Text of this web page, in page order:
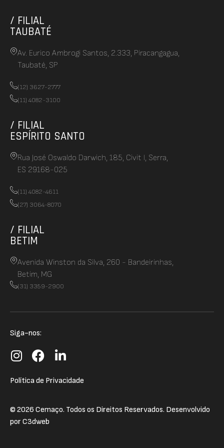
/ FILIAL
TAUBATÉ
Av. Eurico Ambrogi Santos, 2.333, Piracangagua,
Taubaté, SP
(12) 3627-2777
(11) 4082-3100
/ FILIAL
ESPÍRITO SANTO
Rua José Oswaldo Darwich, 185, Civit I, Serra,
ES 29168-025
(11) 4082-4611
(27) 3064-8070
/ FILIAL
BETIM
Avenida Winston da Silva, 260 - Bandeirinhas,
Betim, MG
(31) 3359-2900
Siga-nos:
Política de Privacidade
© 2026 Cemaço. Todos os Direitos Reservados. Desenvolvido
por C3dweb